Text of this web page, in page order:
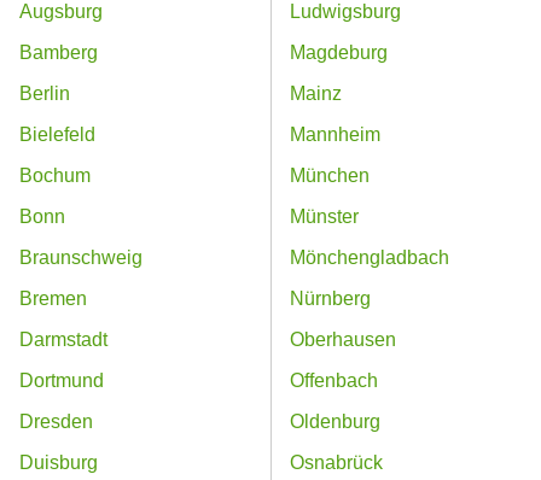
Augsburg
Bamberg
Berlin
Bielefeld
Bochum
Bonn
Braunschweig
Bremen
Darmstadt
Dortmund
Dresden
Duisburg
Ludwigsburg
Magdeburg
Mainz
Mannheim
München
Münster
Mönchengladbach
Nürnberg
Oberhausen
Offenbach
Oldenburg
Osnabrück